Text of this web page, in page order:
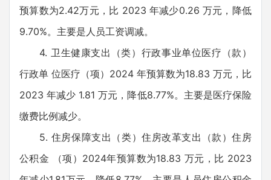
预算数为2.42万元，比 2023 年减少0.26 万元，降低
9.70%。主要是人员工资调减。
4. 卫生健康支出（类）行政事业单位医疗（款）
行政单 位医疗（项）2024 年预算数为18.83 万元，比
2023 年减少 1.81 万元，降低8.77%。主要是医疗保险
缴费比例减少。
5. 住房保障支出（类）住房改革支出（款）住房
公积金 （项）2024年预算数为18.83 万元，比 2023